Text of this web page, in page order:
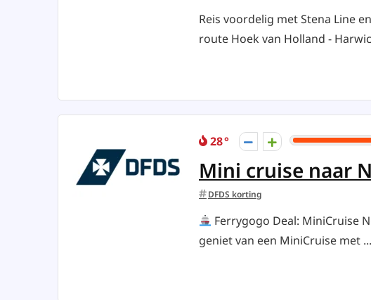
Reis voordelig met Stena Line
route Hoek van Holland -
28
Mini cruise naar
DFDS korting
Ferrygogo Deal: MiniCruise
geniet van een MiniCruise met ...